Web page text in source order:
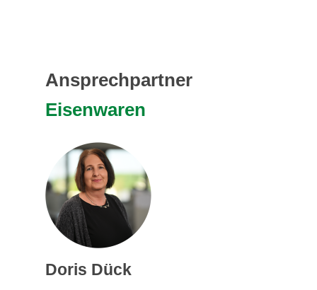
Ansprechpartner
Eisenwaren
Doris Dück